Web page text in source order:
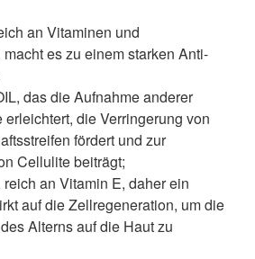
an Vitaminen und
es zu einem starken Anti-
das die Aufnahme anderer
erleichtert, die Verringerung von
fördert und zur
Cellulite beiträgt;
an Vitamin E, daher ein
auf die Zellregeneration, um die
Alterns auf die Haut zu